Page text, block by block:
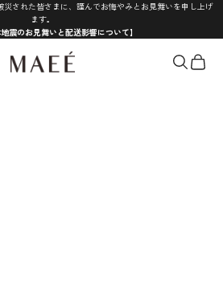
災された皆さまに、謹んでお悔やみとお見舞いを申し上げ
ます。
地震のお見舞いと配送影響について】
MAEÉ 検索カート